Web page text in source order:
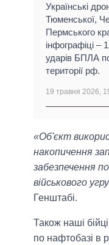
Українські
Тюменської,
Пермського
інфографіці –
ударів БПЛА
території рф.
19 травня 2026,
«Об'єкт
накопичення
забезпечення
військового
Генштабі.
Також наші
по нафтобазі в